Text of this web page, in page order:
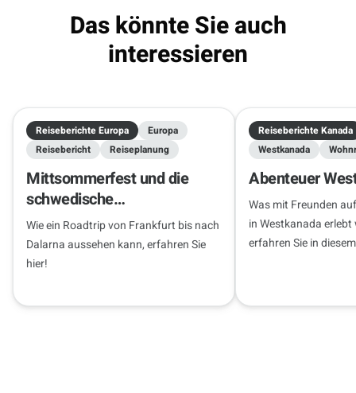
Das könnte Sie auch
interessieren
Reiseberichte Europa
Europa
Reisebericht
Reiseplanung
Mittsommerfest und die
schwedische
Gastfreundschaft
Wie ein Roadtrip von Frankfurt bis nach
Dalarna aussehen kann, erfahren Sie
hier!
Reiseberichte Kanada
Westkanada
Abenteuer
Was mit Freunden
in Westkanada
erfahren Sie in